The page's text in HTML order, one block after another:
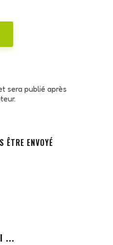
sera publié après
ÊTRE ENVOYÉ
...